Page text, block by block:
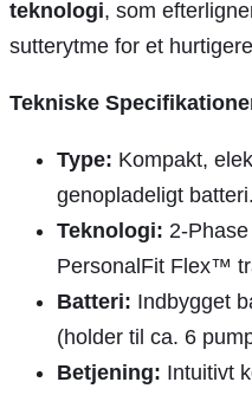
teknologi, som
sutterytme for et
Tekniske
Type: Kompakt,
genopladeligt batteri.
Teknologi: 2-
PersonalFit Flex™
Batteri: Indbygget
(holder til ca. 6
Betjening: Intuitivt